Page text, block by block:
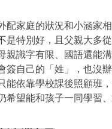
家庭的狀況和小涵家相
是特別好，且父親大多
親識字有限、國語還能
簽自己的「姓」，也沒
能依靠學校課後照顧班
希望能和孩子一同學習、